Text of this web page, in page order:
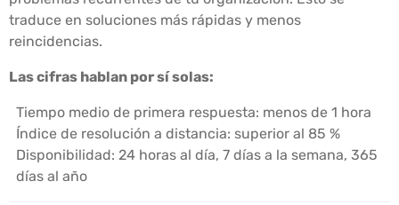
traduce en soluciones más rápidas y menos
reincidencias.
Las cifras hablan por sí solas:
Tiempo medio de primera respuesta: menos de 1 hora
Índice de resolución a distancia: superior al 85 %
Disponibilidad: 24 horas al día, 7 días a la semana, 365
días al año